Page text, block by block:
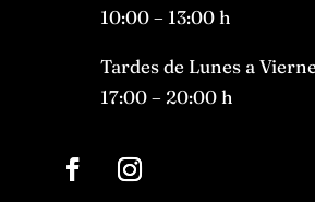
10:00 – 13:00 h
Tardes de Lunes a
17:00 – 20:00 h